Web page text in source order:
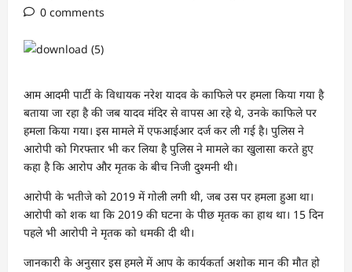
0 comments
आम आदमी पार्टी के विधायक नरेश यादव के काफिले पर हमला किया गया है
बताया जा रहा है की जब यादव मंदिर से वापस आ रहे थे, उनके काफिले पर
हमला किया गया। इस मामले में एफआईआर दर्ज कर ली गई है। पुलिस ने
आरोपी को गिरफ्तार भी कर लिया है पुलिस ने मामले का खुलासा करते हुए
कहा है कि आरोप और मृतक के बीच निजी दुश्मनी थी।
आरोपी के भतीजे को 2019 में गोली लगी थी, जब उस पर हमला हुआ था।
आरोपी को शक था कि 2019 की घटना के पीछ मृतक का हाथ था। 15 दिन
पहले भी आरोपी ने मृतक को धमकी दी थी।
जानकारी के अनुसार इस हमले में आप के कार्यकर्ता अशोक मान की मौत हो